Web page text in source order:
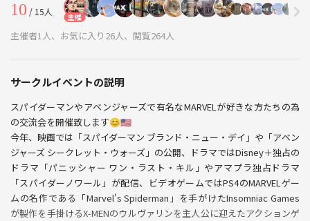
10 / 15人 主催
主催者1人、お気に入り26人、閲覧264人
サークルイベントの説明
スパイダーマンやアベンジャーズで有名なMARVELが好きな方たちの為
の交流会を開催致します😊🇺🇸
今年、映画では「スパイダーマン ブランド・ニュー・デイ」や「アベン
ジャーズ シークレット・ウォーズ」の公開、ドラマではDisney＋独占の
ドラマ「パニッシャー ワン・ラスト・キル」やアマプラ独占ドラマ
「スパイダーノワール」が配信、ビデオゲームではPS4のMARVELゲー
ムの名作である「Marvel's Spiderman」を手がけたInsomniac Games
が製作を手掛けるX-MENのウルヴァリンを主人公に迎えたアクションゲ